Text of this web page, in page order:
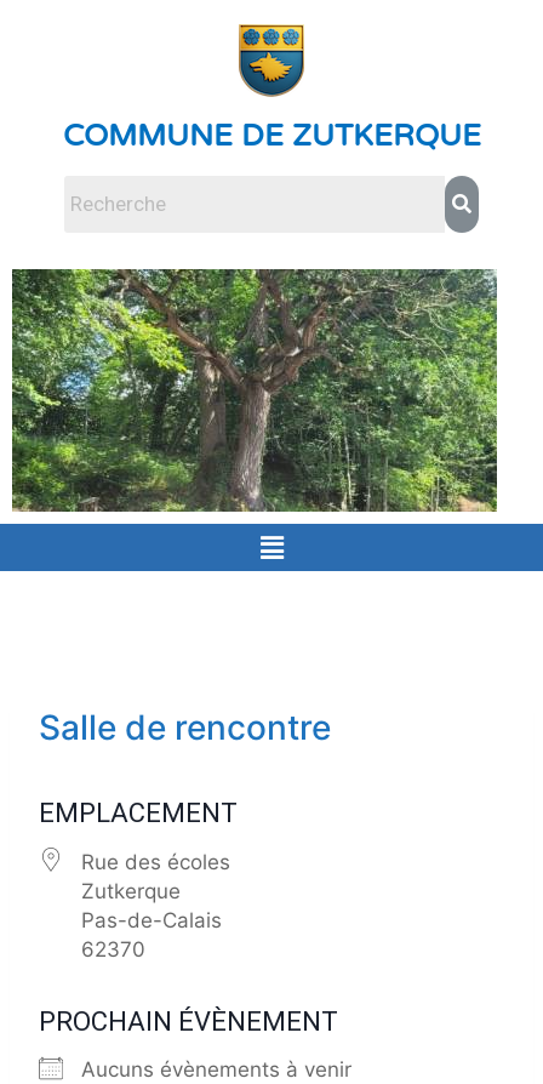
COMMUNE DE ZUTKERQUE
Salle de rencontre
EMPLACEMENT
Rue des écoles
Zutkerque
Pas-de-Calais
62370
PROCHAIN ÉVÈNEMENT
Aucuns évènements à venir